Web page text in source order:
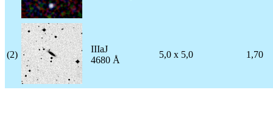
(2)
IIIaJ
4680 Å
5,0 x 5,0 1,70